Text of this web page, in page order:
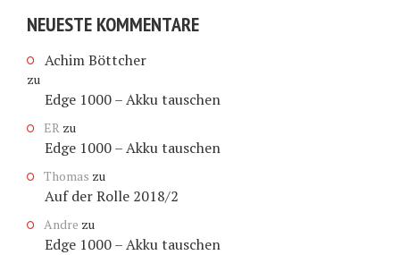
NEUESTE KOMMENTARE
Achim Böttcher
zu
Edge 1000 – Akku tauschen
ER zu
Edge 1000 – Akku tauschen
Thomas zu
Auf der Rolle 2018/2
Andre zu
Edge 1000 – Akku tauschen